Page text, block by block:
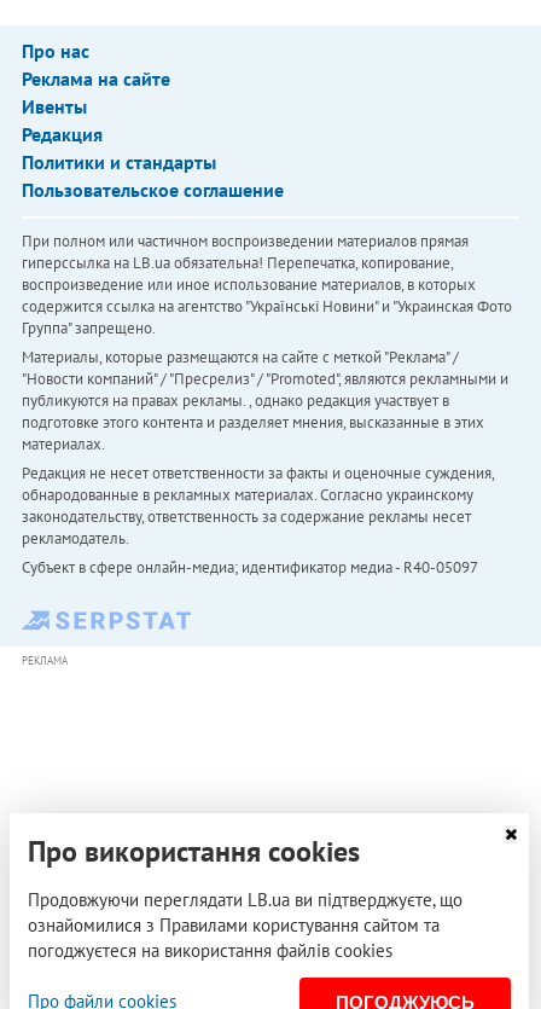
Про нас
Реклама на сайте
Ивенты
Редакция
Политики и стандарты
Пользовательское соглашение
При полном или частичном воспроизведении материалов прямая
гиперссылка на LB.ua обязательна! Перепечатка, копирование,
воспроизведение или иное использование материалов, в которых
содержится ссылка на агентство "Українськi Новини" и "Украинская Фото
Группа" запрещено.
Материалы, которые размещаются на сайте с меткой "Реклама" /
"Новости компаний" / "Пресрелиз" / "Promoted", являются рекламными и
публикуются на правах рекламы. , однако редакция участвует в
подготовке этого контента и разделяет мнения, высказанные в этих
материалах.
Редакция не несет ответственности за факты и оценочные суждения,
обнародованные в рекламных материалах. Согласно украинскому
законодательству, ответственность за содержание рекламы несет
рекламодатель.
Субъект в сфере онлайн-медиа; идентификатор медиа - R40-05097
РЕКЛАМА
Про використання cookies
Продовжуючи переглядати LB.ua ви підтверджуєте, що
ознайомилися з Правилами користування сайтом та
погоджуєтеся на використання файлів cookies
Про файли cookies ПОГОДЖУЮСЬ